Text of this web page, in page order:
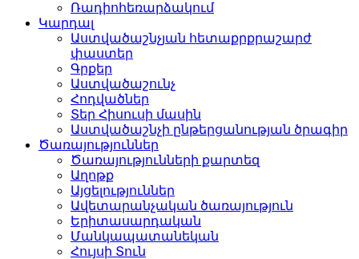
Ռադիոհեռարձակում
Կարդալ
Աստվածաշնչյան հետաքրքրաշարժ
փաստեր
Գրքեր
Աստվածաշունչ
Հոդվածներ
Տեր Հիսուսի մասին
Աստվածաշնչի ընթերցանության ծրագիր
Ծառայություններ
Ծառայությունների քարտեզ
Աղոթք
Այցելություններ
Ավետարանչական ծառայություն
Երիտասարդական
Մանկապատանեկան
Հույսի Տուն